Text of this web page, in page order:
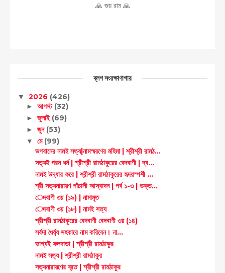
🙏 জয় রাম 🙏
ব্লগ সংরক্ষাণাগার
▼ 2026 (426)
► আগস্ট (32)
► জুলাই (69)
► জুন (53)
▼ মে (99)
ভগবানের নামই সত্য|নামস্মরণের মহিমা | শ্রীশ্রী রামঠ...
সত্যই পরম ধর্ম | শ্রীশ্রী রামঠাকুরের বেদবাণী | দ্ব...
নামই উদ্ধার করে | শ্রীশ্রী রামঠাকুরের হৃদয়স্পর্শী ...
শ্রী সত্যনারায়ণ পাঁচালী আস্বাদন | পর্ব ১-৩ | ভক্ত...
েদবাণী ৩য় (১৯) | নামামৃত
েদবাণী ৩য় (১৮) | নামই সত্য
শ্রীশ্রী রামঠাকুরের বেদবাণী বেদবাণী ৩য় (১৪)
সর্বদা ধৈর্য্য সহকারে নাম করিবেন। না...
ভাগ্যই ফলদাতা | শ্রীশ্রী রামঠাকুর
নামই সত্য | শ্রীশ্রী রামঠাকুর
সত্যনারায়ণের ব্রত | শ্রীশ্রী রামঠাকুর